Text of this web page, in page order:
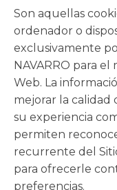
Son aquellas
ordenador o
exclusivamente
NAVARRO para
Web. La
mejorar la calidad
su experiencia
permiten
recurrente del
para ofrecerle
preferencias.